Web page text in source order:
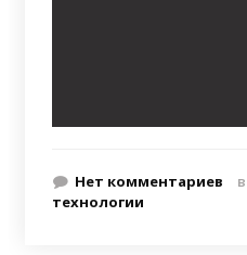
Нет комментариев в
технологии